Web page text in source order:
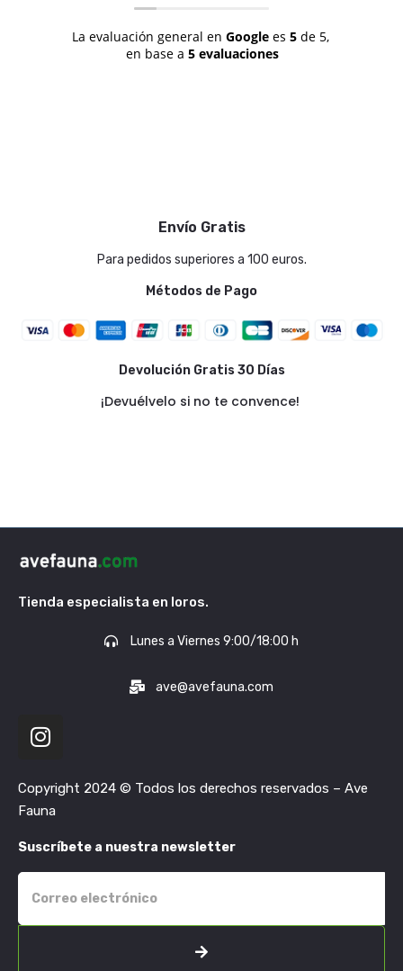
en todo momento hemos estado en contacto
por correo para aclarar dudas y demás… A
parte cogimos unos accesorios para nuestro
La evaluación general en Google es 5 de 5,
en base a 5 evaluaciones
Envío Gratis
Para pedidos superiores a 100 euros.
Métodos de Pago
Devolución Gratis 30 Días
¡Devuélvelo si no te convence!
Tienda especialista en loros.
Lunes a Viernes 9:00/18:00 h
ave@avefauna.com
Copyright 2024 © Todos los derechos reservados – Ave
Fauna
Suscríbete a nuestra newsletter